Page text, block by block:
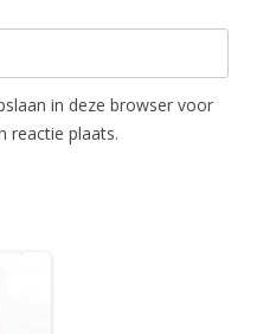
in deze browser voor
reactie plaats.